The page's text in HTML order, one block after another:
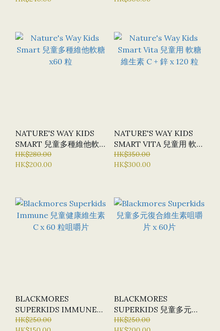
NATURE'S WAY KIDS
SMART 兒童多種維他軟
糖 X60 粒
HK$280.00
HK$200.00
NATURE'S WAY KIDS
SMART VITA 兒童用 軟糖
維生素 C + 鋅 X 120 粒
HK$350.00
HK$300.00
BLACKMORES
SUPERKIDS IMMUNE
兒童健康維生素 C X 60 粒
HK$250.00
BLACKMORES
SUPERKIDS 兒童多元復
合維生素咀嚼片 X 60片
HK$250.00